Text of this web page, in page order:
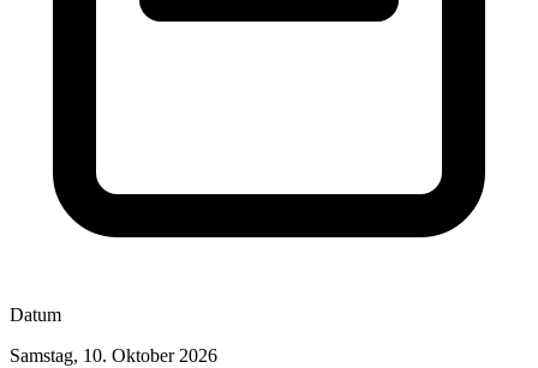
Datum
Samstag, 10. Oktober 2026